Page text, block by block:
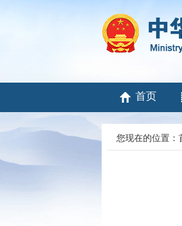
首页
您现在的位置：